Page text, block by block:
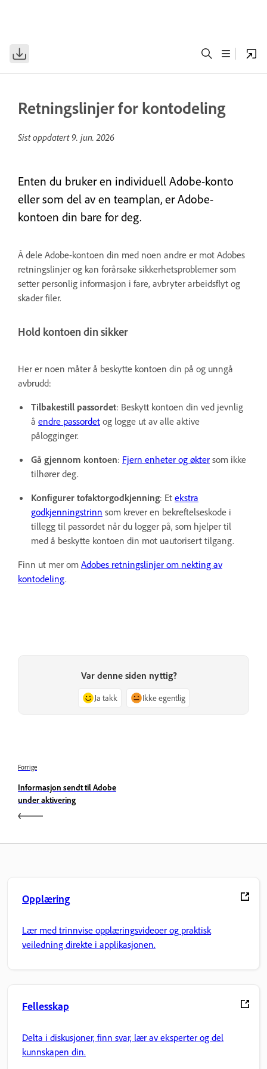
Retningslinjer for kontodeling
Sist oppdatert9. jun. 2026
Enten du bruker en individuell Adobe-konto
eller som del av en teamplan, er Adobe-
kontoen din bare for deg.
Å dele Adobe-kontoen din med noen andre er mot Adobes
retningslinjer og kan forårsake sikkerhetsproblemer som
setter personlig informasjon i fare, avbryter arbeidsflyt og
skader filer.
Hold kontoen din sikker
Her er noen måter å beskytte kontoen din på og unngå
avbrudd:
Tilbakestill passordet: Beskytt kontoen din ved jevnlig
å endre passordet og logge ut av alle aktive
pålogginger.
Gå gjennom kontoen: Fjern enheter og økter som ikke
tilhører deg.
Konfigurer tofaktorgodkjenning: Et ekstra
godkjenningstrinn som krever en bekreftelseskode i
tillegg til passordet når du logger på, som hjelper til
med å beskytte kontoen din mot uautorisert tilgang.
Finn ut mer om Adobes retningslinjer om nekting av
kontodeling.
Var denne siden nyttig?
Ja takk Ikke egentlig
Forrige
Informasjon sendt til Adobe
under aktivering
Opplæring
Lær med trinnvise opplæringsvideoer og praktisk
veiledning direkte i applikasjonen.
Fellesskap
Delta i diskusjoner, finn svar, lær av eksperter og del
kunnskapen din.